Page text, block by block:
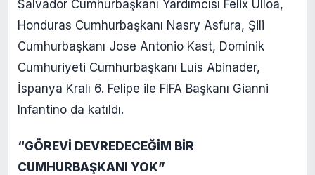
Salvador Cumhurbaşkanı Yardımcısı Felix Ulloa,
Honduras Cumhurbaşkanı Nasry Asfura, Şili
Cumhurbaşkanı Jose Antonio Kast, Dominik
Cumhuriyeti Cumhurbaşkanı Luis Abinader,
İspanya Kralı 6. Felipe ile FIFA Başkanı Gianni
Infantino da katıldı.
“GÖREVİ DEVREDECEĞİM BİR
CUMHURBAŞKANI YOK”